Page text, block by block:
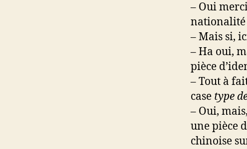
– Oui
nationalité
– Mais si,
– Ha oui,
pièce
– Tout à
case type
– Oui,
une pièce
chinoise